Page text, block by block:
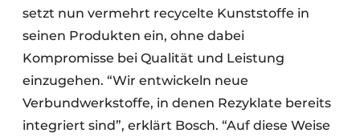
setzt nun vermehrt recycelte Kunststoffe in
seinen Produkten ein, ohne dabei
Kompromisse bei Qualität und Leistung
einzugehen. “Wir entwickeln neue
Verbundwerkstoffe, in denen Rezyklate bereits
integriert sind”, erklärt Bosch. “Auf diese Weise